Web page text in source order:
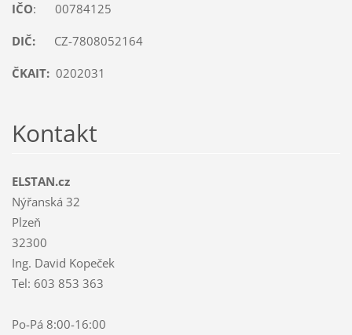
IČO: 00784125
DIČ: CZ-7808052164
ČKAIT: 0202031
Kontakt
ELSTAN.cz
Nýřanská 32
Plzeň
32300
Ing. David Kopeček
Tel: 603 853 363
Po-Pá 8:00-16:00